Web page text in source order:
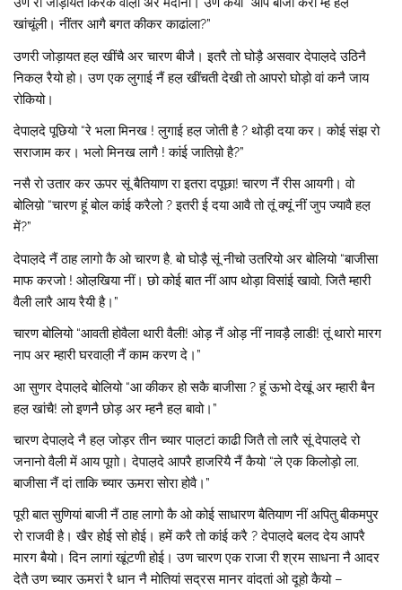
खांचूंली। नींतर आगै बगत कीकर काढांला?”
उणरी जोड़ायत हल़ खींचै अर चारण बीजै। इतरै तो घोड़ै असवार देपाल़दे उठिनै
निकल़ रैयो हो। उण एक लुगाई नैं हल़ खींचती देखी तो आपरो घोड़ो वां कनै जाय
रोकियो।
देपाल़दे पूछियो “रे भला मिनख ! लुगाई हल़ जोती है ? थोड़ी दया कर। कोई संझ रो
सराजाम कर। भलो मिनख लागै ! कांई जातिय़ो है?”
नसै रो उतार कर ऊपर सूं बैतियाण रा इतरा दपूछा! चारण नैं रीस आयगी। वो
बोलिय़ो “चारण हूं बोल कांई करैलो ? इतरी ई दया आवै तो तूं क्यूं नीं जुप ज्यावै हल़
में?”
देपाल़दे नैं ठाह लागो कै ओ चारण है, बो घोड़ै सूं नीचो उतरियो अर बोलियो “बाजीसा
माफ करजो ! ओल़खिया नीं। छो कोई बात नीं आप थोड़ा विसांई खावो, जितै म्हारी
वैली लारै आय रैयी है।”
चारण बोलियो “आवती होवैला थारी वैली! ओड़ नैं ओड़ नीं नावड़ै लाडी! तूं थारो मारग
नाप अर म्हारी घरवाल़ी नैं काम करण दे।”
आ सुणर देपाल़दे बोलियो “आ कीकर हो सकै बाजीसा ? हूं ऊभो देखूं अर म्हारी बैन
हल़ खांचै! लो इणनै छोड़ अर म्हनै हल़ बावो।”
चारण देपाल़दे नै हल़ जोड़र तीन च्यार पाल़टां काढी जितै तो लारै सूं देपाल़दे रो
जनानो वैली में आय पूग़ो। देपाल़दे आपरै हाजरियै नैं कैयो “ले एक किलोड़ो ला,
बाजीसा नैं दां ताकि च्यार ऊमरा सोरा होवै।”
पूरी बात सुणियां बाजी नैं ठाह लागो कै ओ कोई साधारण बैतियाण नीं अपितु बीकमपुर
रो राजवी है। खैर होई सो होई। हमें करै तो कांई करै ? देपाल़दे बलद देय आपरै
मारग बैयो। दिन लागां खूंटणी होई। उण चारण एक राजा री श्रम साधना नै आदर
देतै उण च्यार ऊमरां रै धान नै मोतियां सद्रस मानर वांदतां ओ दूहो कैयो –